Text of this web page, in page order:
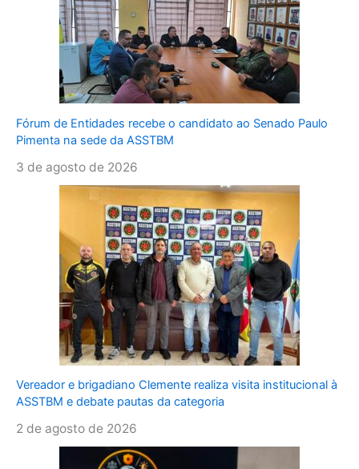
Fórum de Entidades recebe o candidato ao Senado Paulo
Pimenta na sede da ASSTBM
3 de agosto de 2026
Vereador e brigadiano Clemente realiza visita institucional à
ASSTBM e debate pautas da categoria
2 de agosto de 2026